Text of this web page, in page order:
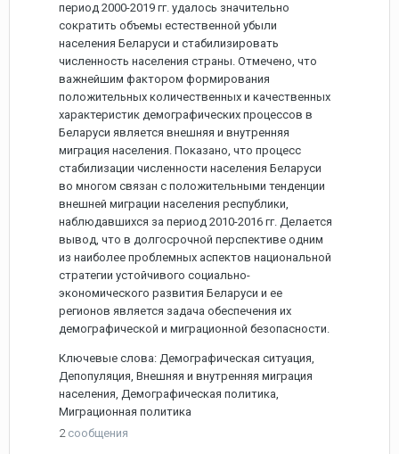
период 2000-2019 гг. удалось значительно
сократить объемы естественной убыли
населения Беларуси и стабилизировать
численность населения страны. Отмечено, что
важнейшим фактором формирования
положительных количественных и качественных
характеристик демографических процессов в
Беларуси является внешняя и внутренняя
миграция населения. Показано, что процесс
стабилизации численности населения Беларуси
во многом связан с положительными тенденции
внешней миграции населения республики,
наблюдавшихся за период 2010-2016 гг. Делается
вывод, что в долгосрочной перспективе одним
из наиболее проблемных аспектов национальной
стратегии устойчивого социально-
экономического развития Беларуси и ее
регионов является задача обеспечения их
демографической и миграционной безопасности.
Ключевые слова: Демографическая ситуация,
Депопуляция, Внешняя и внутренняя миграция
населения, Демографическая политика,
Миграционная политика
2 сообщения